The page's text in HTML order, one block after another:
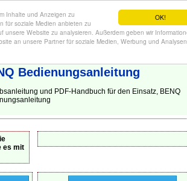
OK!
Inhalte und Anzeigen zu
für soziale Medien anbieten zu
unsere Website zu analysieren. Außerdem geben wir
an unsere Partner für soziale Medien, Werbung und Analysen
| Hier finden Sie die deutsche Anleitung!
Bedienungsanleitung
und PDF-Handbuch für den Einsatz, BENQ
es mit